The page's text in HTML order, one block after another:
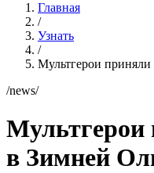
Главная
/
Узнать
/
Мультгерои
/news/
Мультгерои
в Зимней